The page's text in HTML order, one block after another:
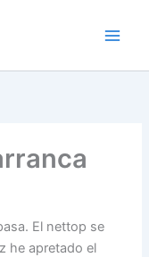
El nettop se
he apretado el